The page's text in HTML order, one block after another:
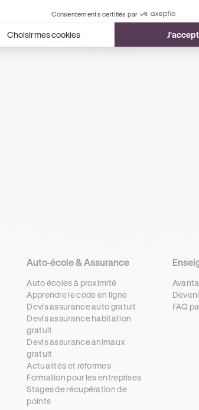
Auto-école & Assurance
Auto écoles à proximité
Apprendre le code en ligne
Devis assurance auto gratuit
Devis assurance habitation
gratuit
Devis assurance animaux
gratuit
Actualités et réformes
Formation pour les entreprises
Stages de récupération de
points
FAQ
Consentements certifiés par
Choisir mes cookies